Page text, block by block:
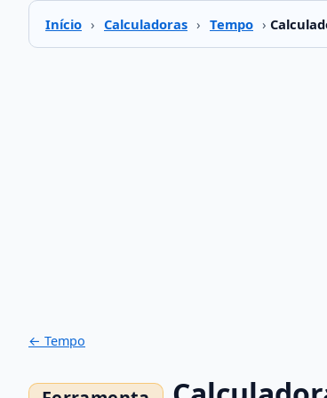
Início › Calculadoras › Tempo ›
← Tempo